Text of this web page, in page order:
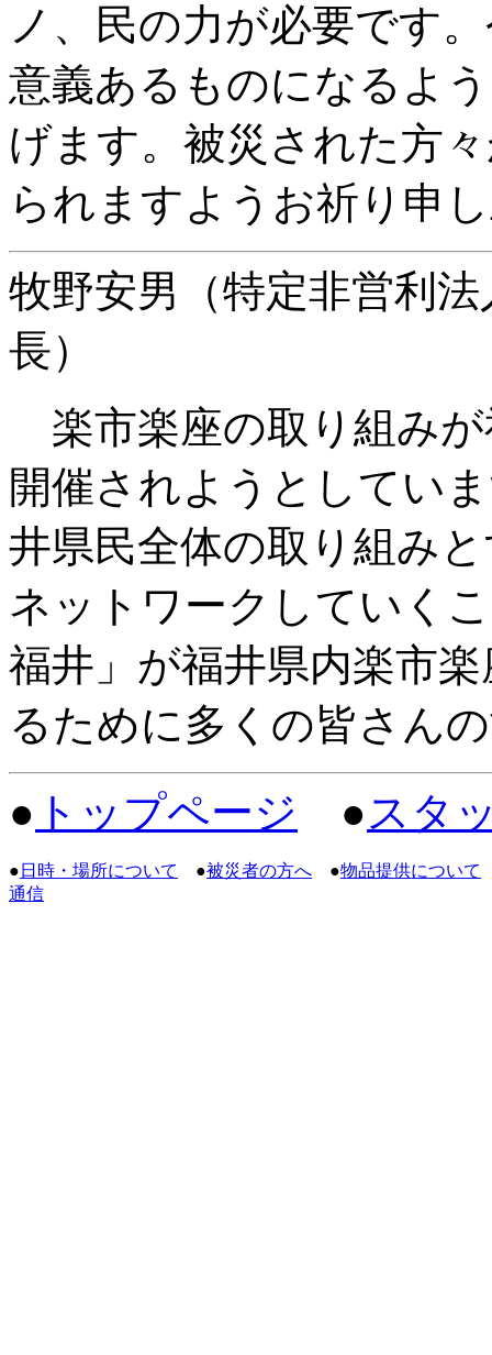
ノ、民の力が必要です
意義あるものになるよ
げます。被災された方
られますようお祈り申
牧野安男（特定非営利
長）
楽市楽座の取り組み
開催されようとしてい
井県民全体の取り組み
ネットワークしていく
福井」が福井県内楽市
るために多くの皆さん
● トップページ ●スタ
● 日時・場所について ●被災者の方へ ●物品提供について
通信